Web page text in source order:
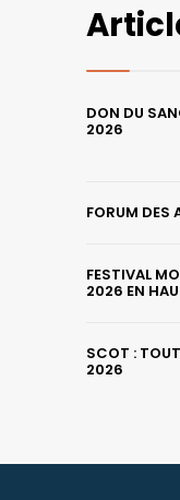
DON DU
2026
FORUM DES
FESTIVAL
2026 EN
SCOT :
2026